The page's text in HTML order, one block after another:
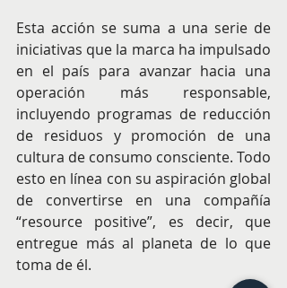
Esta acción se suma a una serie de
iniciativas que la marca ha impulsado
en el país para avanzar hacia una
operación más responsable,
incluyendo programas de reducción
de residuos y promoción de una
cultura de consumo consciente. Todo
esto en línea con su aspiración global
de convertirse en una compañía
“resource positive”, es decir, que
entregue más al planeta de lo que
toma de él.